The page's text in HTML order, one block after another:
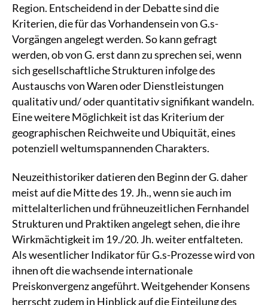
Region. Entscheidend in der Debatte sind die
Kriterien, die für das Vorhandensein von G.s-
Vorgängen angelegt werden. So kann gefragt
werden, ob von G. erst dann zu sprechen sei, wenn
sich gesellschaftliche Strukturen infolge des
Austauschs von Waren oder Dienstleistungen
qualitativ und/ oder quantitativ signifikant wandeln.
Eine weitere Möglichkeit ist das Kriterium der
geographischen Reichweite und Ubiquität, eines
potenziell weltumspannenden Charakters.
Neuzeithistoriker datieren den Beginn der G. daher
meist auf die Mitte des 19. Jh., wenn sie auch im
mittelalterlichen und frühneuzeitlichen Fernhandel
Strukturen und Praktiken angelegt sehen, die ihre
Wirkmächtigkeit im 19./20. Jh. weiter entfalteten.
Als wesentlicher Indikator für G.s-Prozesse wird von
ihnen oft die wachsende internationale
Preiskonvergenz angeführt. Weitgehender Konsens
herrscht zudem in Hinblick auf die Einteilung des